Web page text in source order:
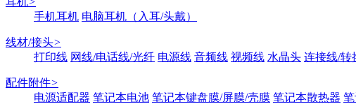
手机耳机 电脑耳机（入耳/头戴）
线材/接头>
打印线 网线/电话线/光纤 电源线 音频线 视频线 水晶头 连接线/转
配件附件>
电源适配器 笔记本电池 笔记本键盘膜/屏膜/壳膜 笔记本散热器